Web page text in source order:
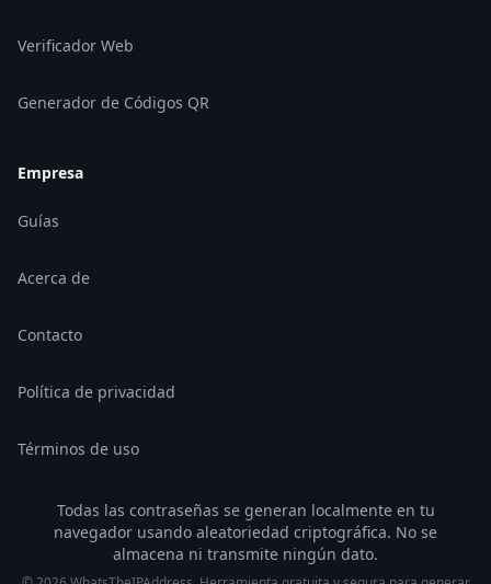
Verificador Web
Generador de Códigos QR
Empresa
Guías
Acerca de
Contacto
Política de privacidad
Términos de uso
Todas las contraseñas se generan localmente en tu
navegador usando aleatoriedad criptográfica. No se
almacena ni transmite ningún dato.